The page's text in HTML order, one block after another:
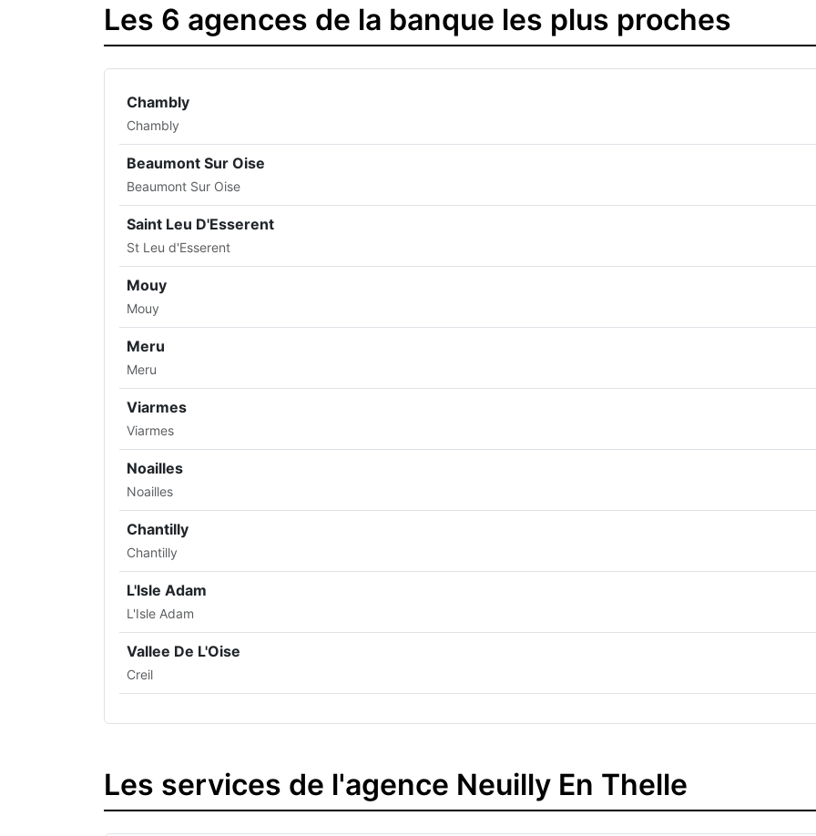
Les 6 agences de la banque les plus proches
Chambly
Chambly
Beaumont Sur Oise
Beaumont Sur Oise
Saint Leu D'Esserent
St Leu d'Esserent
Mouy
Mouy
Meru
Meru
Viarmes
Viarmes
Noailles
Noailles
Chantilly
Chantilly
L'Isle Adam
L'Isle Adam
Vallee De L'Oise
Creil
Les services de l'agence Neuilly En Thelle